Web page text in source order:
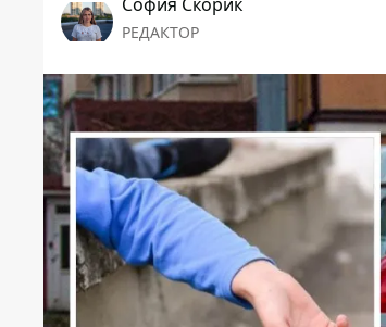
РЕДАКТОР